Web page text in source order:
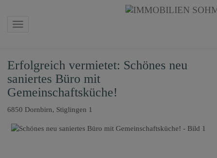
Navigation anzeigen
Erfolgreich vermietet: Schönes neu
saniertes Büro mit
Gemeinschaftsküche!
6850 Dornbirn, Stiglingen 1